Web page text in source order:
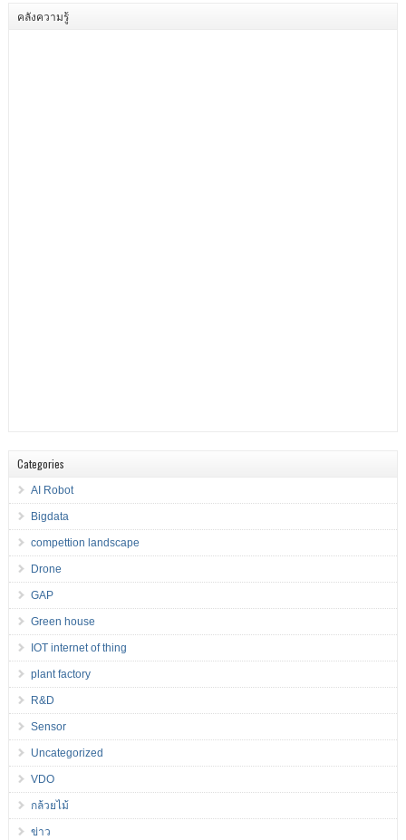
คลังความรู้
Categories
AI Robot
Bigdata
compettion landscape
Drone
GAP
Green house
IOT internet of thing
plant factory
R&D
Sensor
Uncategorized
VDO
กล้วยไม้
ข่าว